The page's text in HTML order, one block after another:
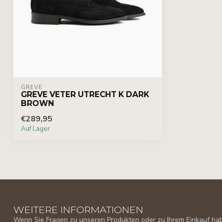
GREVE
GREVE VETER UTRECHT K DARK
BROWN
€289,95
Auf Lager
WEITERE INFORMATIONEN
Wenn Sie Fragen zu unseren Produkten oder zu Ihrem Einkauf